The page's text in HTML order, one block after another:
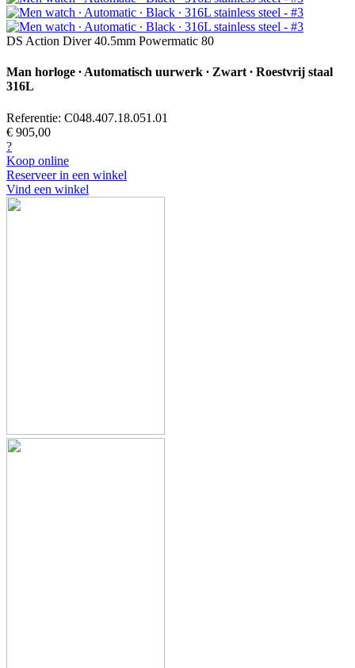
DS Action Diver 40.5mm Powermatic 80
Man horloge ∙ Automatisch uurwerk ∙ Zwart ∙ Roestvrij staal
316L
Referentie: C048.407.18.051.01
€ 905,00
?
Koop online
Reserveer in een winkel
Vind een winkel